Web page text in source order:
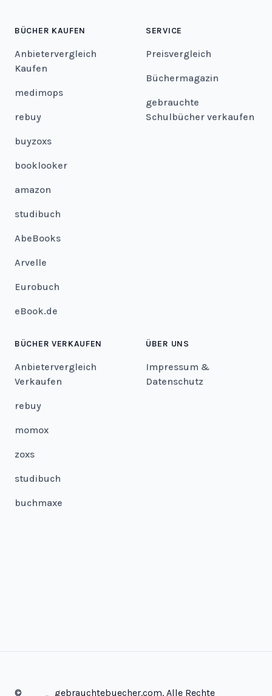
BÜCHER KAUFEN
Anbietervergleich
Kaufen
medimops
rebuy
buyzoxs
booklooker
amazon
studibuch
AbeBooks
Arvelle
Eurobuch
eBook.de
BÜCHER VERKAUFEN
Anbietervergleich
Verkaufen
rebuy
momox
zoxs
studibuch
buchmaxe
SERVICE
Preisvergleich
Büchermagazin
gebrauchte
Schulbücher verkaufen
ÜBER UNS
Impressum &
Datenschutz
© gebrauchtebuecher.com. Alle Rechte